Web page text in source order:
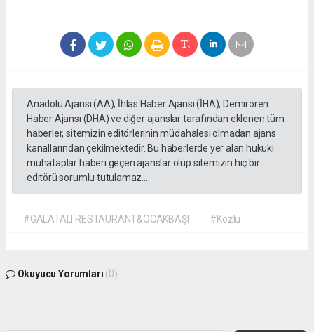
Anadolu Ajansı (AA), İhlas Haber Ajansı (İHA), Demirören
Haber Ajansı (DHA) ve diğer ajanslar tarafından eklenen tüm
haberler, sitemizin editörlerinin müdahalesi olmadan ajans
kanallarından çekilmektedir. Bu haberlerde yer alan hukuki
muhataplar haberi geçen ajanslar olup sitemizin hiç bir
editörü sorumlu tutulamaz...
#GALATALI RESTAURANT&OCAKBAŞI #Kozlu
Okuyucu Yorumları (0)